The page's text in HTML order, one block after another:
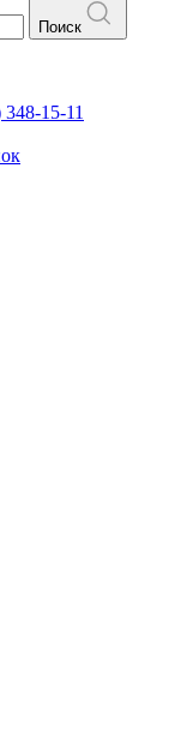
Поиск
15-11